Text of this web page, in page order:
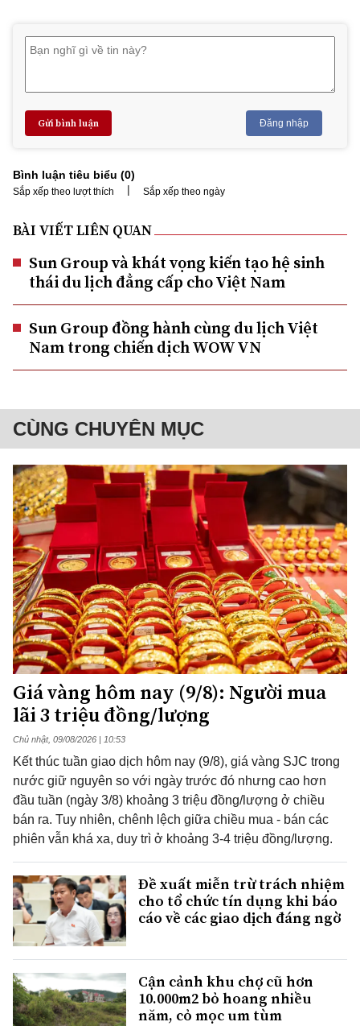
Gửi bình luận Đăng nhập
Bình luận tiêu biểu (0)
Sắp xếp theo lượt thích | Sắp xếp theo ngày
BÀI VIẾT LIÊN QUAN
Sun Group và khát vọng kiến tạo hệ sinh
thái du lịch đẳng cấp cho Việt Nam
Sun Group đồng hành cùng du lịch Việt
Nam trong chiến dịch WOW VN
CÙNG CHUYÊN MỤC
Giá vàng hôm nay (9/8): Người mua
lãi 3 triệu đồng/lượng
Chủ nhật, 09/08/2026 | 10:53
Kết thúc tuần giao dịch hôm nay (9/8), giá vàng SJC trong
nước giữ nguyên so với ngày trước đó nhưng cao hơn
đầu tuần (ngày 3/8) khoảng 3 triệu đồng/lượng ở chiều
bán ra. Tuy nhiên, chênh lệch giữa chiều mua - bán các
phiên vẫn khá xa, duy trì ở khoảng 3-4 triệu đồng/lượng.
Đề xuất miễn trừ trách nhiệm
cho tổ chức tín dụng khi báo
cáo về các giao dịch đáng ngờ
Cận cảnh khu chợ cũ hơn
10.000m2 bỏ hoang nhiều
năm, cỏ mọc um tùm